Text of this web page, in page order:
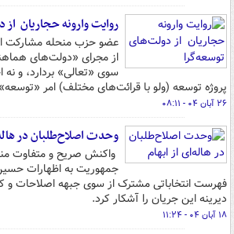
روایت وارونه حجاریان
عضو حزب منحله مشارکت
از مجرای «دولت‌های
سوی «تعالی» بردارد، و نه
پروژه توسعه (ولو با قرائت‌های مختلف) امر
۲۶ آبان ۰۴ - ۰۸:۱۱
وحدت اصلاح‌طلبان در
واکنش صریح و متفاوت
جمهوریت به اظهارات
فهرست انتخاباتی مشترک از سوی جبهه اصلاحات و
دیرینه این جریان را آشکار کرد.
۱۸ آبان ۰۴ - ۱۱:۲۴